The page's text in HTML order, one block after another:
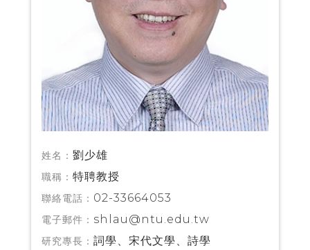
姓名： 劉少雄
職稱： 特聘教授
聯絡電話： 02-33664053
電子郵件： shlau@ntu.edu.tw
研究專長： 詞學、宋代文學、詩學